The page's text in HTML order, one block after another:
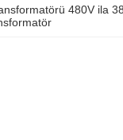
480V ila